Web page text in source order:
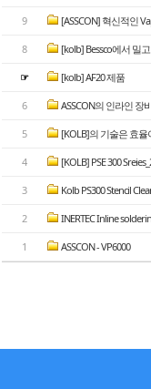
9 [ASSCON] 혁신적인
8 [kolb] Bessco에서 밀
☞ [kolb] AF20 제품
6 ASSCON의 인라인 장
5 [KOLB]의 기술은 효율
4 [KOLB] PSE 300
3 Kolb PS300 Stencil
2 INERTEC Inline
1 ASSCON - VP6000